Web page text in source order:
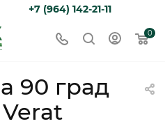
+7 (964) 142-21-11
0
90 град